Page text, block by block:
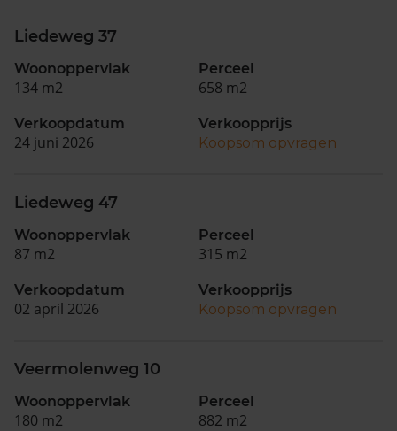
Liedeweg 37
Woonoppervlak
134 m2
Perceel
658 m2
Verkoopdatum
24 juni 2026
Verkoopprijs
Koopsom opvragen
Liedeweg 47
Woonoppervlak
87 m2
Perceel
315 m2
Verkoopdatum
02 april 2026
Verkoopprijs
Koopsom opvragen
Veermolenweg 10
Woonoppervlak
180 m2
Perceel
882 m2